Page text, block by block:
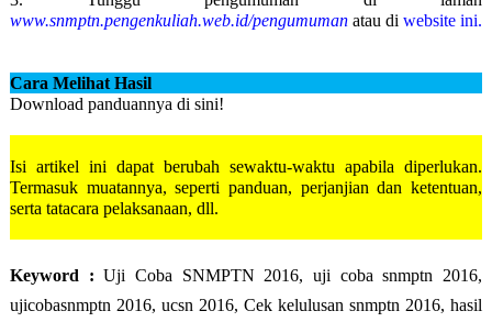
www.snmptn.pengenkuliah.web.id/pengumuman atau di website ini.
Cara Melihat Hasil
Download panduannya di sini!
Isi artikel ini dapat berubah sewaktu-waktu apabila diperlukan.
Termasuk muatannya, seperti panduan, perjanjian dan ketentuan,
serta tatacara pelaksanaan, dll.
Keyword : Uji Coba SNMPTN 2016, uji coba snmptn 2016,
ujicobasnmptn 2016, ucsn 2016, Cek kelulusan snmptn 2016, hasil